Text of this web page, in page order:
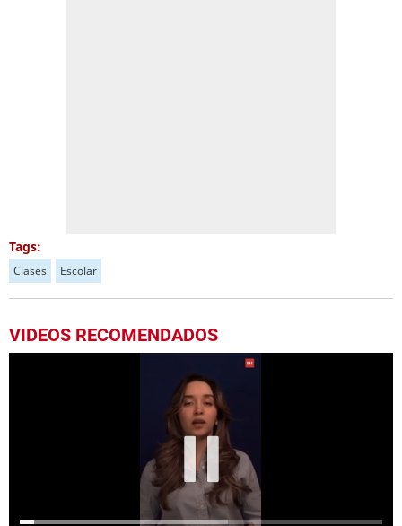
Tags:
Clases Escolar
VIDEOS RECOMENDADOS